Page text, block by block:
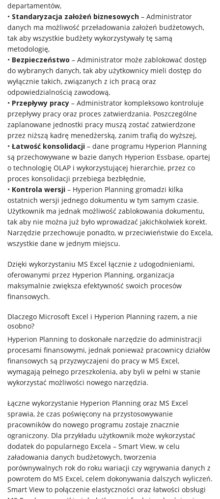
departamentów,
• Standaryzacja założeń biznesowych – Administrator
danych ma możliwość przeładowania założeń budżetowych,
tak aby wszystkie budżety wykorzystywały tę samą
metodologię,
• Bezpieczeństwo – Administrator może zablokować dostęp
do wybranych danych, tak aby użytkownicy mieli dostęp do
wyłącznie takich, związanych z ich pracą oraz
odpowiedzialnością zawodową,
• Przepływy pracy – Administrator kompleksowo kontroluje
przepływy pracy oraz proces zatwierdzania. Poszczególne
zaplanowane jednostki pracy muszą zostać zatwierdzone
przez niższą kadrę menedżerską, zanim trafią do wyższej,
• Łatwość konsolidacji – dane programu Hyperion Planning
są przechowywane w bazie danych Hyperion Essbase, opartej
o technologię OLAP i wykorzystującej hierarchie, przez co
proces konsolidacji przebiega bezbłędnie,
• Kontrola wersji – Hyperion Planning gromadzi kilka
ostatnich wersji jednego dokumentu w tym samym czasie.
Użytkownik ma jednak możliwość zablokowania dokumentu,
tak aby nie można już było wprowadzać jakichkolwiek korekt.
Narzędzie przechowuje ponadto, w przeciwieństwie do Excela,
wszystkie dane w jednym miejscu.
Dzięki wykorzystaniu MS Excel łącznie z udogodnieniami,
oferowanymi przez Hyperion Planning, organizacja
maksymalnie zwiększa efektywność swoich procesów
finansowych.
Dlaczego Microsoft Excel i Hyperion Planning razem, a nie
osobno?
Hyperion Planning to doskonałe narzędzie do administracji
procesami finansowymi, jednak ponieważ pracownicy działów
finansowych są przyzwyczajeni do pracy w MS Excel,
wymagają pełnego przeszkolenia, aby byli w pełni w stanie
wykorzystać możliwości nowego narzędzia.
Łączne wykorzystanie Hyperion Planning oraz MS Excel
sprawia, że czas poświęcony na przystosowywanie
pracowników do nowego programu zostaje znacznie
ograniczony. Dla przykładu użytkownik może wykorzystać
dodatek do popularnego Excela – Smart View, w celu
załadowania danych budżetowych, tworzenia
porównywalnych rok do roku wariacji czy wgrywania danych z
powrotem do MS Excel, celem dokonywania dalszych wyliczeń.
Smart View to połączenie elastyczności oraz łatwości obsługi